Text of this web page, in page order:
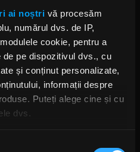
ai noștri vă procesăm
numărul dvs. de IP,
cookie, pentru a
pe dispozitivul dvs., cu
și conținut personalizate,
informații despre
Puteți alege cine și cu
dvs.
News